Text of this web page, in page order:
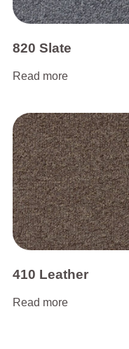
820 Slate
Read more
410 Leather
Read more